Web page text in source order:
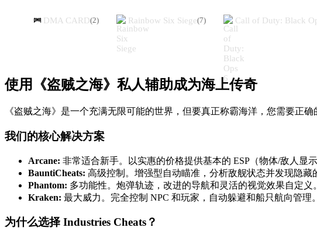
DMA CARD(2) Rainbow Six Siege(7) Call of Duty: Black
使用《盗贼之海》私人辅助成为海上传奇
《盗贼之海》是一个充满无限可能的世界，但要真正称霸海洋，您需要正确
我们的核心解决方案
Arcane: 非常适合新手。以实惠的价格提供基本的 ESP（物体/敌人显
BauntiCheats: 高级控制。增强型自动瞄准，分析敌舰状态并发现隐藏
Phantom: 多功能性。炮弹轨迹，改进的导航和灵活的视觉效果自定义。
Kraken: 最大威力。完全控制 NPC 和玩家，自动躲避和船只航向管理。
为什么选择 Industries Cheats？